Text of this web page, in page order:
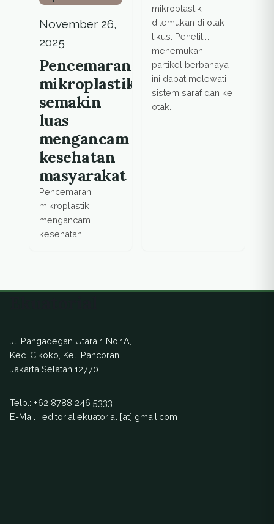
November 26,
2025
Pencemaran
mikroplastik
semakin
luas
mengancam
kesehatan
masyarakat
Pencemaran
mikroplastik
mengancam
kesehatan
pada manusia dan
mikroplastik
ditemukan di otak
tikus. Peneliti
menemukan
partikel berbahaya
ini dapat melewati
sistem saraf dan ke
otak.
Jl. Pangadegan Utara 1 No.1A,
Kec. Cikoko, Kel. Pancoran,
Jakarta Selatan 12770
Telp.: +62 8788 246 5333
E-Mail : editorial.ekuatorial [at] gmail.com